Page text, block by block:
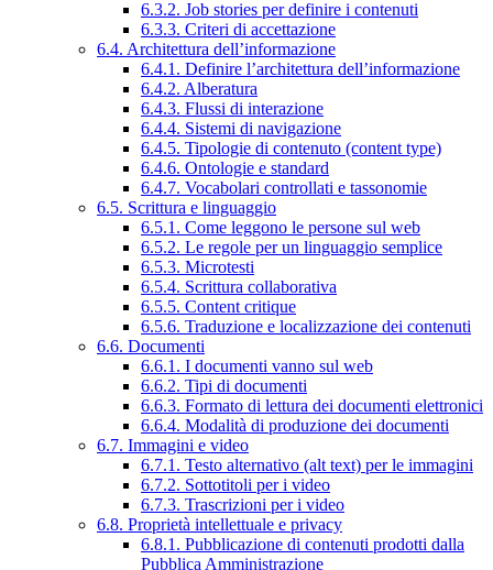
6.3.2. Job stories per definire i contenuti
6.3.3. Criteri di accettazione
6.4. Architettura dell’informazione
6.4.1. Definire l’architettura dell’informazione
6.4.2. Alberatura
6.4.3. Flussi di interazione
6.4.4. Sistemi di navigazione
6.4.5. Tipologie di contenuto (content type)
6.4.6. Ontologie e standard
6.4.7. Vocabolari controllati e tassonomie
6.5. Scrittura e linguaggio
6.5.1. Come leggono le persone sul web
6.5.2. Le regole per un linguaggio semplice
6.5.3. Microtesti
6.5.4. Scrittura collaborativa
6.5.5. Content critique
6.5.6. Traduzione e localizzazione dei contenuti
6.6. Documenti
6.6.1. I documenti vanno sul web
6.6.2. Tipi di documenti
6.6.3. Formato di lettura dei documenti elettronici
6.6.4. Modalità di produzione dei documenti
6.7. Immagini e video
6.7.1. Testo alternativo (alt text) per le immagini
6.7.2. Sottotitoli per i video
6.7.3. Trascrizioni per i video
6.8. Proprietà intellettuale e privacy
6.8.1. Pubblicazione di contenuti prodotti dalla
Pubblica Amministrazione